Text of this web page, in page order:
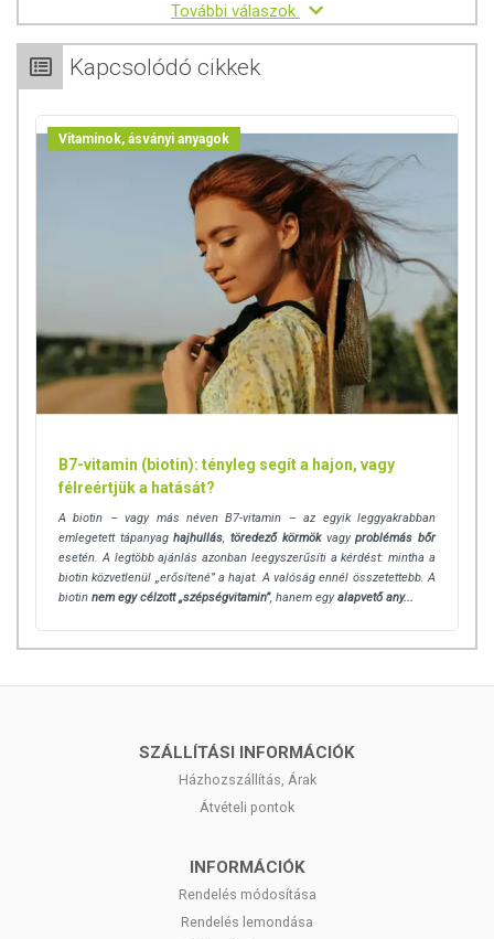
További válaszok
Kapcsolódó cikkek
Vitaminok, ásványi anyagok
B7-vitamin (biotin): tényleg segít a hajon, vagy
félreértjük a hatását?
A biotin – vagy más néven B7-vitamin – az egyik leggyakrabban
emlegetett tápanyaghajhullás ,töredező körmök vagyproblémás bőr
esetén. A legtöbb ajánlás azonban leegyszerűsíti a kérdést: mintha a
biotin közvetlenül „erősítené” a hajat. A valóság ennél összetettebb. A
biotin nem egy célzott „szépségvitamin”, hanem egyalapvető any...
SZÁLLÍTÁSI INFORMÁCIÓK
Házhozszállítás, Árak
Átvételi pontok
INFORMÁCIÓK
Rendelés módosítása
Rendelés lemondása